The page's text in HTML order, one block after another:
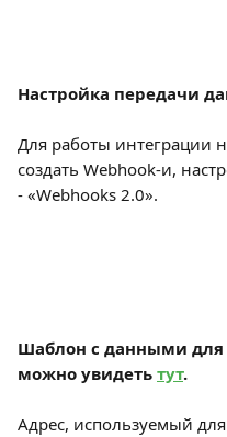
Настройка передачи
Для работы интеграции
создать Webhook-и,
- «Webhooks 2.0».
Шаблон с данными для
можно увидеть тут.
Адрес, используемый